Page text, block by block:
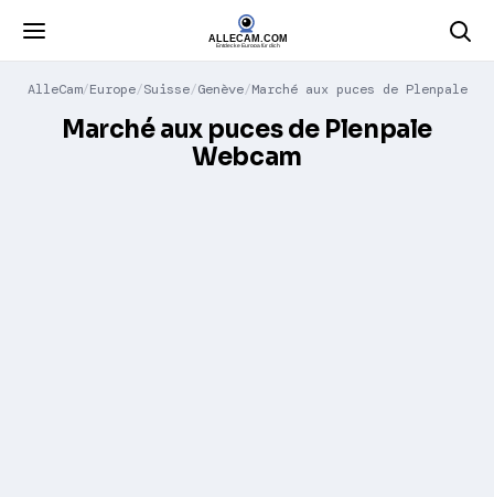
AlleCam Europe Suisse Genève Marché aux puces de Plenpale
Marché aux puces de Plenpale
Webcam